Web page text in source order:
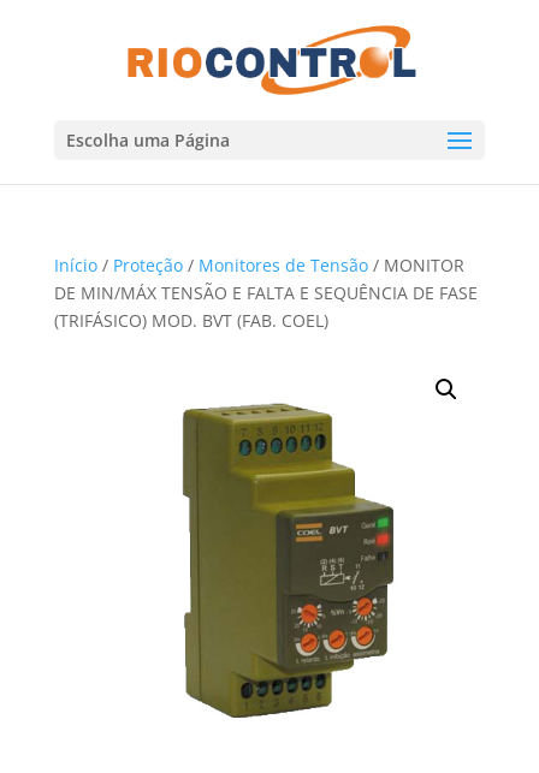
Escolha uma Página
Início/ Proteção/ Monitores de Tensão/ MONITOR
DE MIN/MÁX TENSÃO E FALTA E SEQUÊNCIA DE FASE
(TRIFÁSICO) MOD. BVT (FAB. COEL)